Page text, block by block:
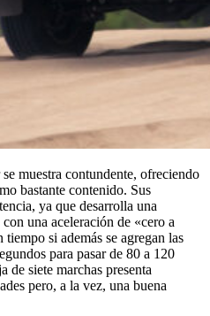
muestra contundente, ofreciendo
bastante contenido. Sus
ya que desarrolla una
una aceleración de «cero a
si además se agregan las
para pasar de 80 a 120
de siete marchas presenta
pero, a la vez, una buena